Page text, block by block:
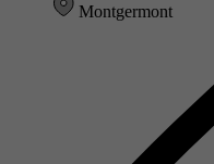
Montgermont